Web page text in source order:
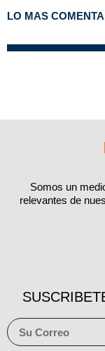
LO MAS
Somos un
relevantes de